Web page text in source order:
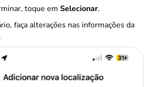
toque em Selecionar.
faça alterações nas informações da